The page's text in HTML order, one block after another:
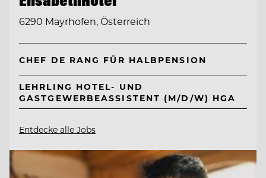
6290 Mayrhofen, Österreich
CHEF DE RANG FÜR HALBPENSION
LEHRLING HOTEL- UND
GASTGEWERBEASSISTENT (M/D/W) HGA
Entdecke alle Jobs